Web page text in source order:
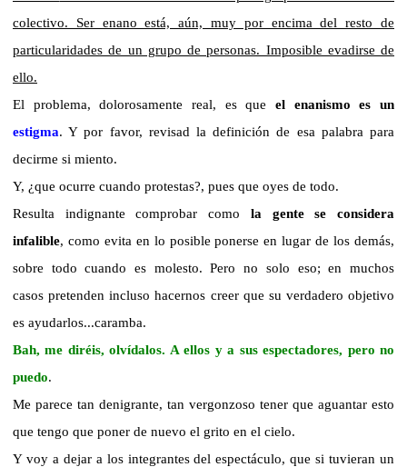
colectivo. Ser enano está, aún, muy por encima del resto de
particularidades de un grupo de personas. Imposible evadirse de
ello.
El problema, dolorosamente real, es que el enanismo es un
estigma. Y por favor, revisad la definición de esa palabra para
decirme si miento.
Y, ¿que ocurre cuando protestas?, pues que oyes de todo.
Resulta indignante comprobar como la gente se considera
infalible, como evita en lo posible ponerse en lugar de los demás,
sobre todo cuando es molesto. Pero no solo eso; en muchos
casos pretenden incluso hacernos creer que su verdadero objetivo
es ayudarlos...caramba.
Bah, me diréis, olvídalos. A ellos y a sus espectadores, pero no
puedo.
Me parece tan denigrante, tan vergonzoso tener que aguantar esto
que tengo que poner de nuevo el grito en el cielo.
Y voy a dejar a los integrantes del espectáculo, que si tuvieran un